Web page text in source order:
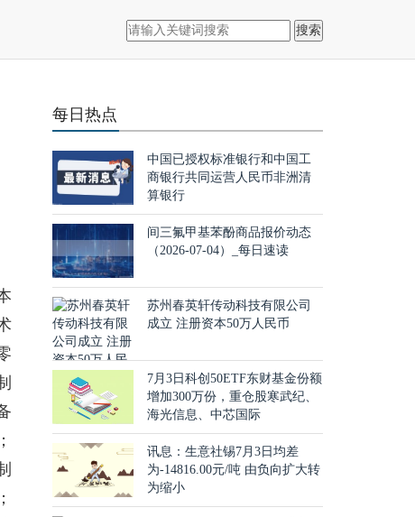
搜索
每日热点
中国已授权标准银行和中国工
商银行共同运营人民币非洲清
算银行
间三氟甲基苯酚商品报价动态
（2026-07-04）_每日速读
苏州春英轩传动科技有限公司
成立 注册资本50万人民币
7月3日科创50ETF东财基金份额
增加300万份，重仓股寒武纪、
海光信息、中芯国际
讯息：生意社锡7月3日均差
为-14816.00元/吨 由负向扩大转
为缩小